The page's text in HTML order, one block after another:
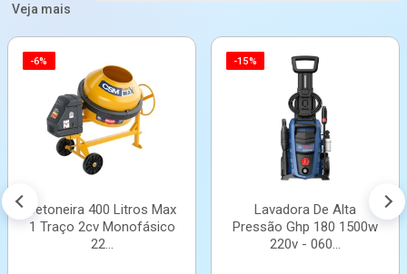
Veja mais
-6%
Betoneira 400 Litros Max
1 Traço 2cv Monofásico
22...
-15%
Lavadora De Alta
Pressão Ghp 180 1500w
220v - 060...